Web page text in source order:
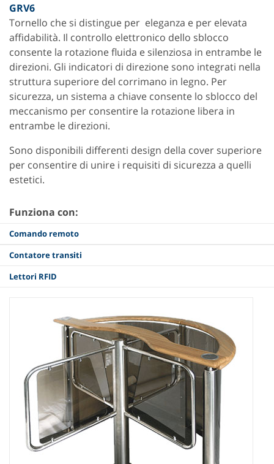
GRV6
Tornello che si distingue per eleganza e per elevata
affidabilità. Il controllo elettronico dello sblocco
consente la rotazione fluida e silenziosa in entrambe le
direzioni. Gli indicatori di direzione sono integrati nella
struttura superiore del corrimano in legno. Per
sicurezza, un sistema a chiave consente lo sblocco del
meccanismo per consentire la rotazione libera in
entrambe le direzioni.
Sono disponibili differenti design della cover superiore
per consentire di unire i requisiti di sicurezza a quelli
estetici.
Funziona con:
Comando remoto
Contatore transiti
Lettori RFID